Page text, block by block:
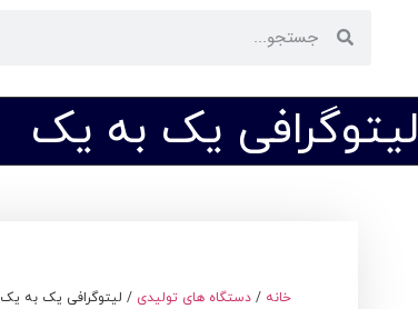
لیتوگرافی یک به یک
خانه / دستگاه های تولیدی / لیتوگرافی یک به یک